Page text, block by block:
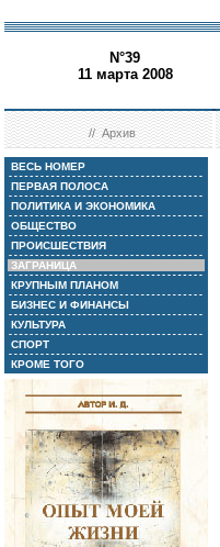
N°39
11 марта 2008
//Архив
ВЕСЬ НОМЕР
ПЕРВАЯ ПОЛОСА
ПОЛИТИКА И ЭКОНОМИКА
ОБЩЕСТВО
ПРОИСШЕСТВИЯ
ЗАГРАНИЦА
КРУПНЫМ ПЛАНОМ
БИЗНЕС И ФИНАНСЫ
КУЛЬТУРА
СПОРТ
КРОМЕ ТОГО